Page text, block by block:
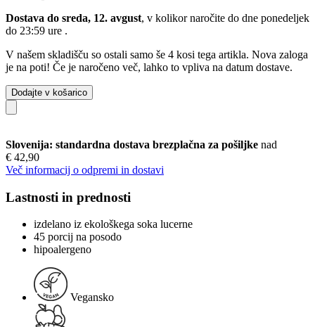
Dostava do sreda, 12. avgust, v kolikor naročite do dne ponedeljek
do 23:59 ure .
V našem skladišču so ostali samo še 4 kosi tega artikla. Nova zaloga
je na poti! Če je naročeno več, lahko to vpliva na datum dostave.
Dodajte v košarico
Slovenija: standardna dostava brezplačna za pošiljke nad
€ 42,90
Več informacij o odpremi in dostavi
Lastnosti in prednosti
izdelano iz ekološkega soka lucerne
45 porcij na posodo
hipoalergeno
Vegansko